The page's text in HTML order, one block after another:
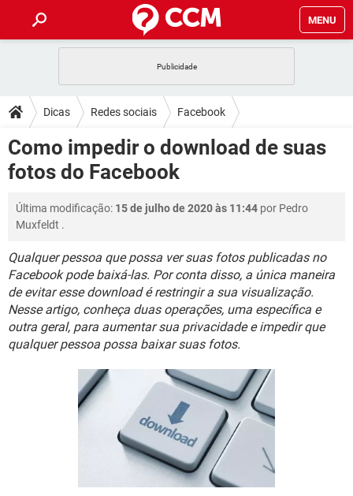
MENU
CELULAR FACEBOOK
OUTLOOK EXCEL
INSTAGRAM
DICAS
JOGOS WHATSAPP
CELULAR FACEBOOK
INSTAGRAM GMAIL
DOWNLOADS
JOGOS
OUTLOOK
INSTAGRAM
GUIA DE COMPRAS
FÓRUM
JOGOS WHATSAPP
OUTLOOK EXCEL
INSTAGRAM GMAIL
GUIA DE COMPRAS
GLOSSÁRIO
JOGOS WHATSAPP
CELULAR FACEBOOK
OUTLOOK EXCEL
INSTAGRAM GMAIL
Dicas Redes sociais Facebook
Como impedir o download de suas
fotos do Facebook
Última modificação: 15 de julho de 2020 às 11:44 por Pedro
Muxfeldt .
Qualquer pessoa que possa ver suas fotos publicadas no
Facebook pode baixá-las. Por conta disso, a única maneira
de evitar esse download é restringir a sua visualização.
Nesse artigo, conheça duas operações, uma específica e
outra geral, para aumentar sua privacidade e impedir que
qualquer pessoa possa baixar suas fotos.